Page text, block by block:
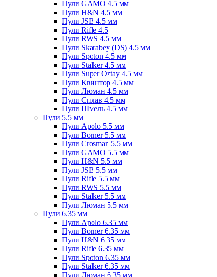
Пули GAMO 4.5 мм
Пули H&N 4.5 мм
Пули JSB 4.5 мм
Пули Rifle 4.5
Пули RWS 4.5 мм
Пули Skarabey (DS) 4.5 мм
Пули Spoton 4.5 мм
Пули Stalker 4.5 мм
Пули Super Oztay 4.5 мм
Пули Квинтор 4.5 мм
Пули Люман 4.5 мм
Пули Сплав 4.5 мм
Пули Шмель 4.5 мм
Пули 5.5 мм
Пули Apolo 5.5 мм
Пули Borner 5.5 мм
Пули Crosman 5.5 мм
Пули GAMO 5.5 мм
Пули H&N 5.5 мм
Пули JSB 5.5 мм
Пули Rifle 5.5 мм
Пули RWS 5.5 мм
Пули Stalker 5.5 мм
Пули Люман 5.5 мм
Пули 6.35 мм
Пули Apolo 6.35 мм
Пули Borner 6.35 мм
Пули H&N 6.35 мм
Пули Rifle 6.35 мм
Пули Spoton 6.35 мм
Пули Stalker 6.35 мм
Пули Люман 6.35 мм